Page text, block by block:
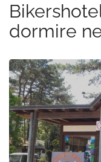
dormire